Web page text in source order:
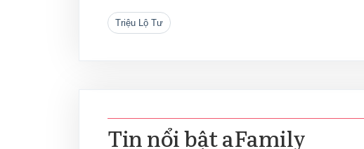
Triệu Lộ Tư
Tin nổi bật aFamily